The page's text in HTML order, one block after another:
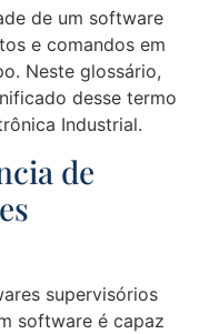
de um software
e comandos em
Neste glossário,
desse termo
Industrial.
de
supervisórios
software é capaz